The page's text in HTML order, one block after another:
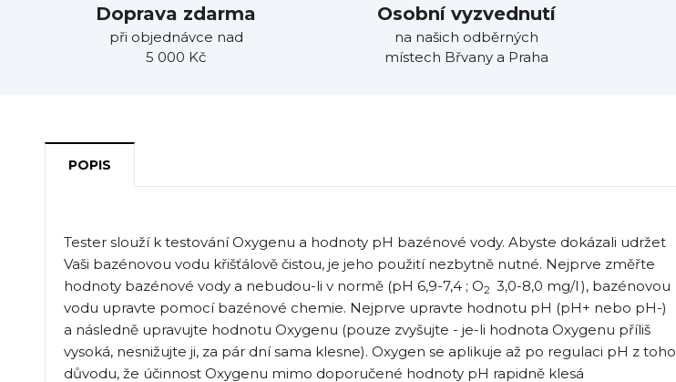
Doprava zdarma
při objednávce nad
5 000 Kč
Osobní vyzvednutí
na našich odběrných
místech Břvany a Praha
POPIS
Tester slouží k testování Oxygenu a hodnoty pH bazénové vody. Abyste dokázali udržet
Vaši bazénovou vodu křišťálově čistou, je jeho použití nezbytně nutné. Nejprve změřte
hodnoty bazénové vody a nebudou-li v normě (pH 6,9-7,4 ; O2 3,0-8,0 mg/l ), bazénovou
vodu upravte pomocí bazénové chemie. Nejprve upravte hodnotu pH (pH+ nebo pH-)
a následně upravujte hodnotu Oxygenu (pouze zvyšujte - je-li hodnota Oxygenu příliš
vysoká, nesnižujte ji, za pár dní sama klesne). Oxygen se aplikuje až po regulaci pH z toho
důvodu, že účinnost Oxygenu mimo doporučené hodnoty pH rapidně klesá